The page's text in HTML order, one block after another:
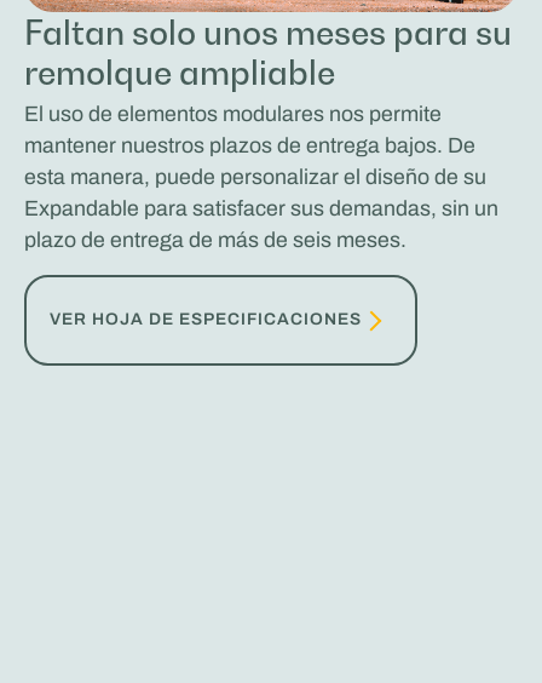
Faltan solo unos meses para su
remolque ampliable
El uso de elementos modulares nos permite
mantener nuestros plazos de entrega bajos. De
esta manera, puede personalizar el diseño de su
Expandable para satisfacer sus demandas, sin un
plazo de entrega de más de seis meses.
VER HOJA DE ESPECIFICACIONES